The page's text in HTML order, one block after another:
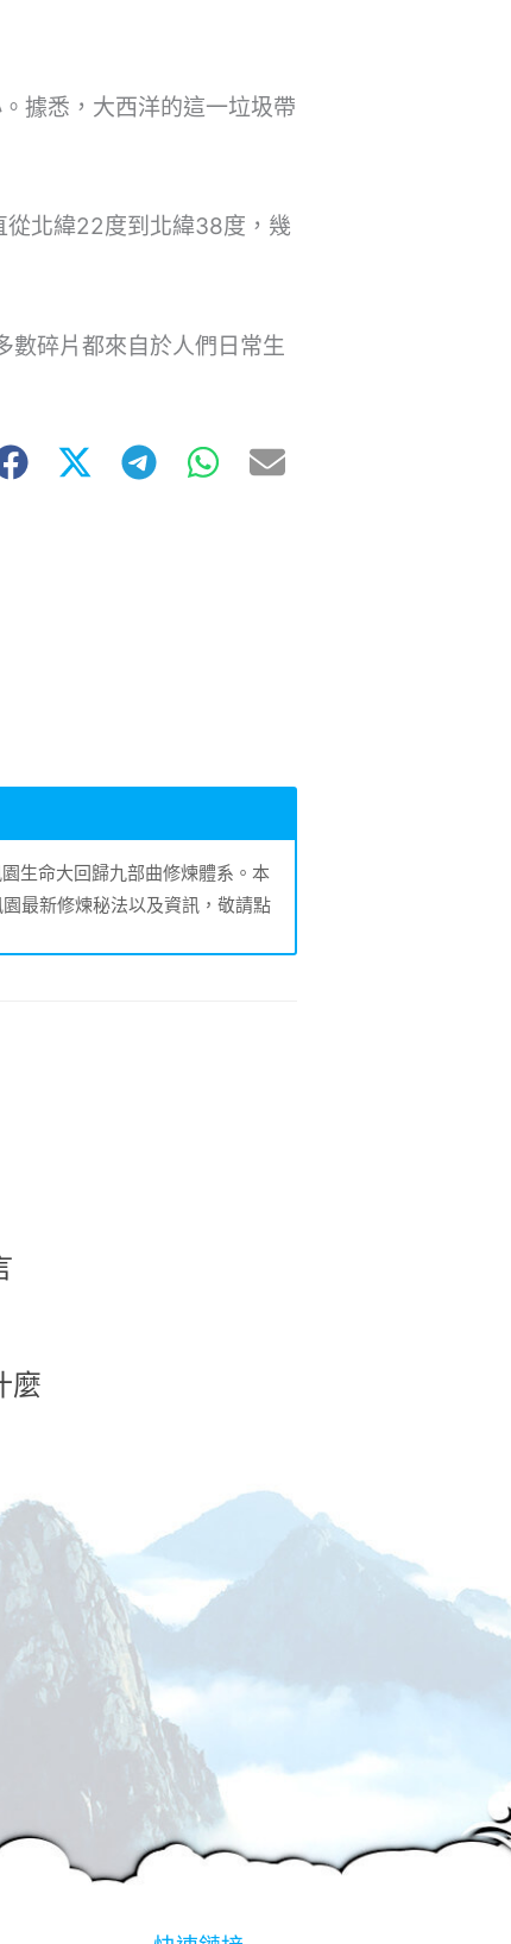
據悉，大西洋的這一垃圾帶
從北緯22度到北緯38度，幾
數碎片都來自於人們日常生
生命大回歸九部曲修煉體系。本
最新修煉秘法以及資訊，敬請點
麼